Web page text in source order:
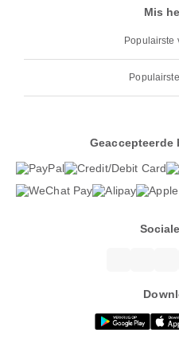
Mis
Populairste
Geaccepteerde